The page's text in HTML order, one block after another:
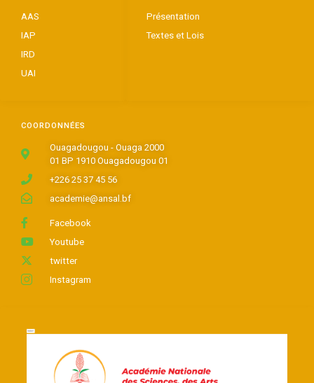
COORDONNÉES
Ouagadougou - Ouaga 2000
01 BP 1910 Ouagadougou 01
+226 25 37 45 56
academie@ansal.bf
Facebook
Youtube
twitter
Instagram
Présentation
Textes et Lois
AAS
IAP
IRD
UAI